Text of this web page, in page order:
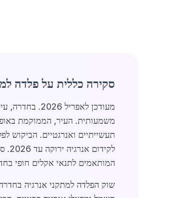
סקירה כללית על פלדה
מעודכן לאפריל 2026. בחדרה, עיר מרכזית באזור מרכז ישראל עם אוכלוסייה של 97,212 תושבים, שוק
משמעותית. העיר, הממוקמת
תעשייתיים ואנרגטיים. הביקוש
המותאמים לתנאי אקלים חופי